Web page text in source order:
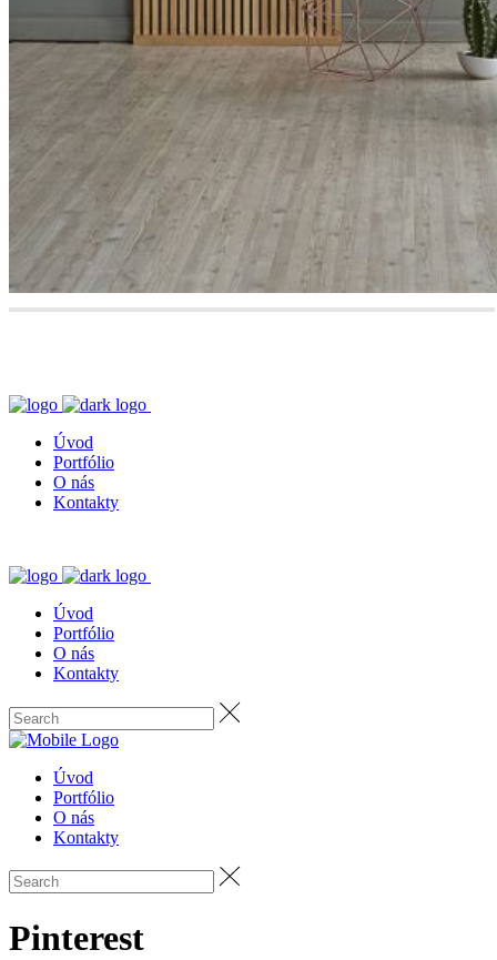
Úvod
Portfólio
O nás
Kontakty
Úvod
Portfólio
O nás
Kontakty
Úvod
Portfólio
O nás
Kontakty
Pinterest